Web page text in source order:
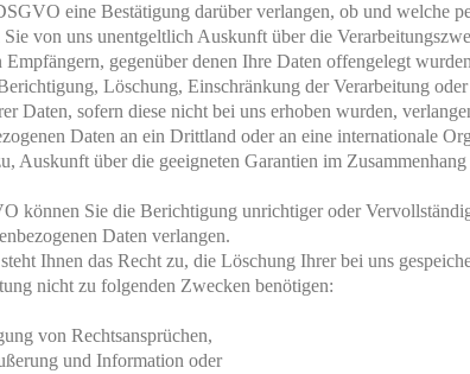
eine Bestätigung darüber verlangen, ob und welche
von uns unentgeltlich Auskunft über die
gegenüber denen Ihre Daten offengelegt
Löschung, Einschränkung der Verarbeitung
Daten, sofern diese nicht bei uns erhoben wurden,
Daten an ein Drittland oder an eine internationale
Auskunft über die geeigneten Garantien im
können Sie die Berichtigung unrichtiger oder
Daten verlangen.
Ihnen das Recht zu, die Löschung Ihrer bei uns
nicht zu folgenden Zwecken benötigen:
von Rechtsansprüchen,
und Information oder